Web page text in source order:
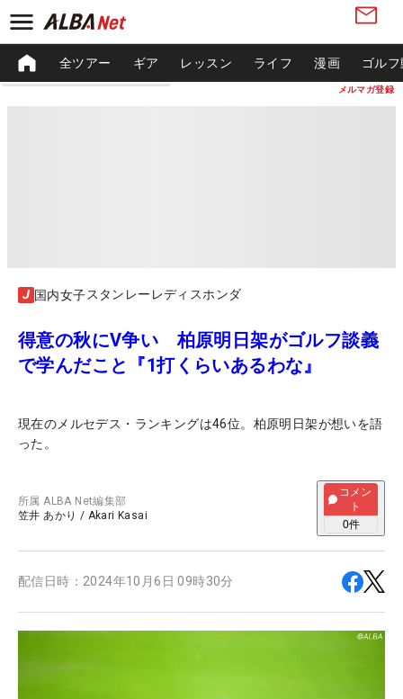
メルマガ登録
全ツアー ギア レッスン ライフ 漫画 ゴル
国内女子スタンレーレディスホンダ
得意の秋にV争い 柏原明日架がゴルフ談義
で学んだこと『1打くらいあるわな』
現在のメルセデス・ランキングは46位。柏原明日架が想いを語
った。
所属ALBA Net編集部
笠井 あかり / Akari Kasai
コメン
ト
0件
配信日時： 2024年10月6日 09時30分